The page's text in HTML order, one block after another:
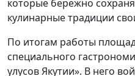
которые бережно
кулинарные традиции
По итогам работы
специального
улусов Якутии». В него